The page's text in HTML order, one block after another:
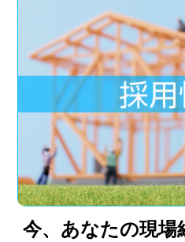
今、あなたの現場